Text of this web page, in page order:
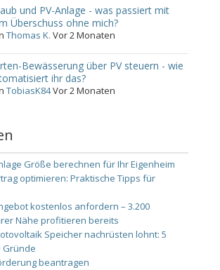
und PV-Anlage - was passiert mit
Überschuss ohne mich?
Thomas K. Vor 2 Monaten
Bewässerung über PV steuern - wie
ihr das?
TobiasK84Vor 2 Monaten
Größe berechnen für Ihr Eigenheim
optimieren: Praktische Tipps für
kostenlos anfordern – 3.200
Nähe profitieren bereits
Speicher nachrüsten lohnt: 5
beantragen